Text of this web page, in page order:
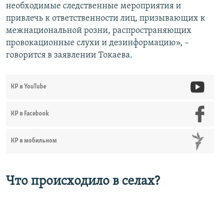
необходимые следственные мероприятия и
привлечь к ответственности лиц, призывающих к
межнациональной розни, распространяющих
провокационные слухи и дезинформацию», –
говорится в заявлении Токаева.
КР в YouTube
КР в Facebook
КР в мобильном
Что происходило в селах?